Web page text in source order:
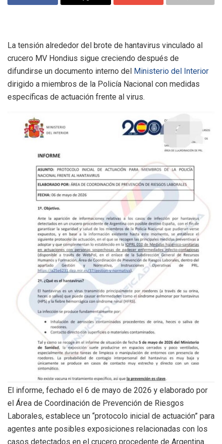
La tensión alrededor del brote de hantavirus vinculado al
crucero MV Hondius sigue creciendo después de
difundirse un documento interno del Ministerio del Interior
dirigido a miembros de la Policía Nacional con medidas
específicas de actuación frente al virus.
El informe, fechado el 6 de mayo de 2026 y elaborado por
el Área de Coordinación de Prevención de Riesgos
Laborales, establece un “protocolo inicial de actuación” para
agentes ante posibles exposiciones relacionadas con los
casos detectados en el crucero procedente de Argentina.